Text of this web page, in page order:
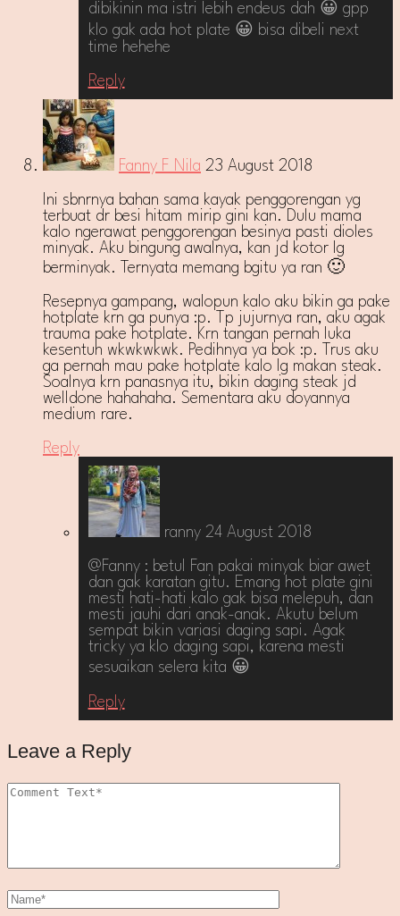
dibikinin ma istri lebih endeus dah 😀 gpp
klo gak ada hot plate 😀 bisa dibeli next
time hehehe
Reply
Fanny F Nila 23 August 2018
Ini sbnrnya bahan sama kayak penggorengan yg
terbuat dr besi hitam mirip gini kan. Dulu mama
kalo ngerawat penggorengan besinya pasti dioles
minyak. Aku bingung awalnya, kan jd kotor lg
berminyak. Ternyata memang bgitu ya ran 🙂
Resepnya gampang, walopun kalo aku bikin ga pake
hotplate krn ga punya :p. Tp jujurnya ran, aku agak
trauma pake hotplate. Krn tangan pernah luka
kesentuh wkwkwkwk. Pedihnya ya bok :p. Trus aku
ga pernah mau pake hotplate kalo lg makan steak.
Soalnya krn panasnya itu, bikin daging steak jd
welldone hahahaha. Sementara aku doyannya
medium rare.
Reply
ranny 24 August 2018
@Fanny : betul Fan pakai minyak biar awet
dan gak karatan gitu. Emang hot plate gini
mesti hati-hati kalo gak bisa melepuh, dan
mesti jauhi dari anak-anak. Akutu belum
sempat bikin variasi daging sapi. Agak
tricky ya klo daging sapi, karena mesti
sesuaikan selera kita 😀
Reply
Leave a Reply